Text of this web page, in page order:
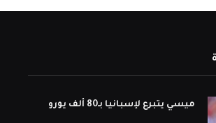
ميسي يتبرع لإسبانيا بـ80 ألف يورو